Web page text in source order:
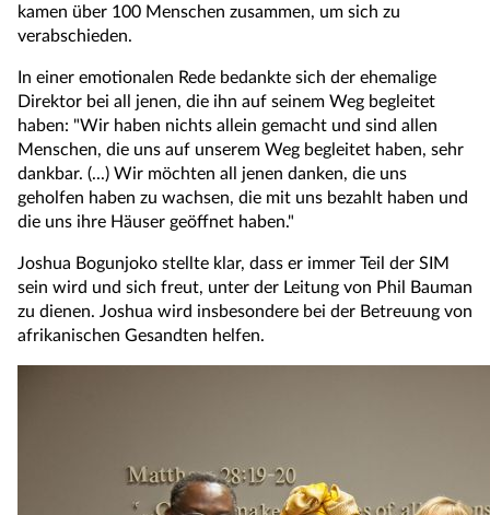
kamen über 100 Menschen zusammen, um sich zu
verabschieden.
In einer emotionalen Rede bedankte sich der ehemalige
Direktor bei all jenen, die ihn auf seinem Weg begleitet
haben: "Wir haben nichts allein gemacht und sind allen
Menschen, die uns auf unserem Weg begleitet haben, sehr
dankbar. (...) Wir möchten all jenen danken, die uns
geholfen haben zu wachsen, die mit uns bezahlt haben und
die uns ihre Häuser geöffnet haben."
Joshua Bogunjoko stellte klar, dass er immer Teil der SIM
sein wird und sich freut, unter der Leitung von Phil Bauman
zu dienen. Joshua wird insbesondere bei der Betreuung von
afrikanischen Gesandten helfen.